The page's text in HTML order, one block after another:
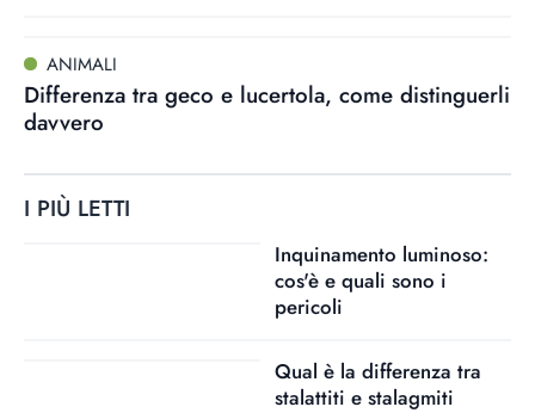
ANIMALI
Differenza tra geco e lucertola, come distinguerli
davvero
I PIÙ LETTI
Inquinamento luminoso:
cos'è e quali sono i
pericoli
Qual è la differenza tra
stalattiti e stalagmiti